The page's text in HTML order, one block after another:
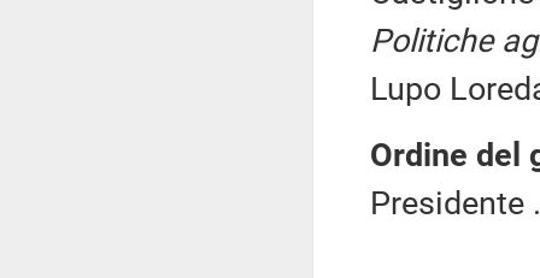
Politiche
Lupo
Ordine del
Presidente